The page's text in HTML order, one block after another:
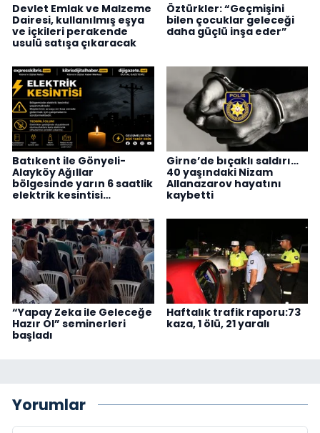
Devlet Emlak ve Malzeme
Dairesi, kullanılmış eşya
ve içkileri perakende
usulü satışa çıkaracak
Öztürkler: “Geçmişini
bilen çocuklar geleceği
daha güçlü inşa eder”
Batıkent ile Gönyeli-
Alayköy Ağıllar
bölgesinde yarın 6 saatlik
elektrik kesintisi…
Girne’de bıçaklı saldırı…
40 yaşındaki Nizam
Allanazarov hayatını
kaybetti
“Yapay Zeka ile Geleceğe
Hazır Ol” seminerleri
başladı
Haftalık trafik raporu:73
kaza, 1 ölü, 21 yaralı
Yorumlar